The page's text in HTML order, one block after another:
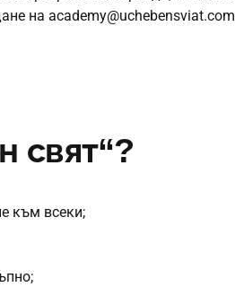
на academy@uchebensviat.com
свят“?
към всеки;